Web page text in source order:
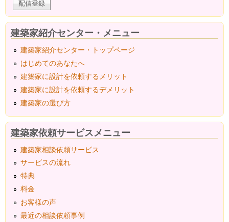
建築家紹介センター・メニュー
建築家紹介センター・トップページ
はじめてのあなたへ
建築家に設計を依頼するメリット
建築家に設計を依頼するデメリット
建築家の選び方
建築家依頼サービスメニュー
建築家相談依頼サービス
サービスの流れ
特典
料金
お客様の声
最近の相談依頼事例